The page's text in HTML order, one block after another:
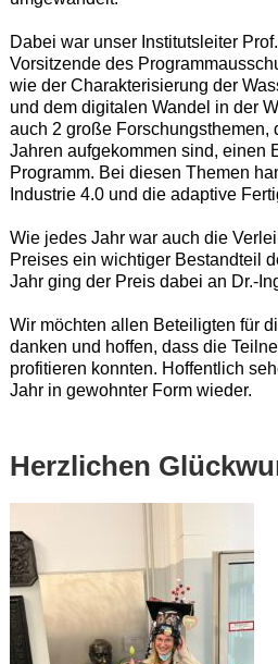
Dabei war unser Institutsleiter
Vorsitzende des
wie der Charakterisierung der
und dem digitalen Wandel in der
auch 2 große Forschungsthemen,
Jahren aufgekommen sind, einen
Programm. Bei diesen Themen
Industrie 4.0 und die adaptive
Wie jedes Jahr war auch die
Preises ein wichtiger Bestandteil
Jahr ging der Preis dabei an Dr.-
Wir möchten allen Beteiligten für
danken und hoffen, dass die
profitieren konnten. Hoffentlich
Jahr in gewohnter Form wieder.
Herzlichen